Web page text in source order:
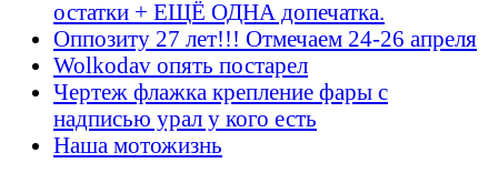
остатки + ЕЩЁ ОДНА допечатка.
Оппозиту 27 лет!!! Отмечаем 24-26 апреля
Wolkodav опять постарел
Чертеж флажка крепление фары с
надписью урал у кого есть
Наша мотожизнь